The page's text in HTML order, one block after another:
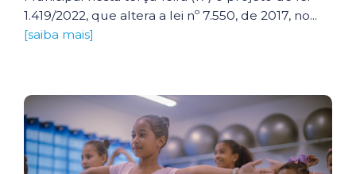
1.419/2022, que altera a lei nº 7.550, de 2017, no...
[saiba mais]